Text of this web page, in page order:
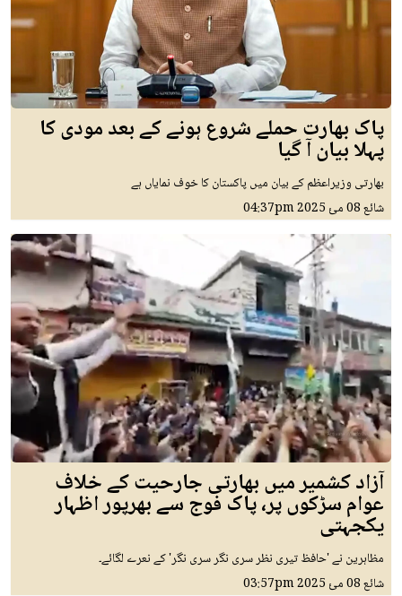
پاک بھارت حملے شروع ہونے کے بعد مودی کا
پہلا بیان آ گیا
بھارتی وزیراعظم کے بیان میں پاکستان کا خوف نمایاں ہے
شائع08 مئ 2025 04:37pm
آزاد کشمیر میں بھارتی جارحیت کے خلاف
عوام سڑکوں پر، پاک فوج سے بھرپور اظہار
یکجہتی
مظاہرین نے 'حافظ تیری نظر سری نگر سری نگر' کے نعرے لگائے۔
شائع08 مئ 2025 03:57pm